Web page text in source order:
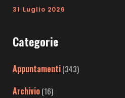
31 Luglio 2026
Categorie
Appuntamenti(343)
Archivio(16)